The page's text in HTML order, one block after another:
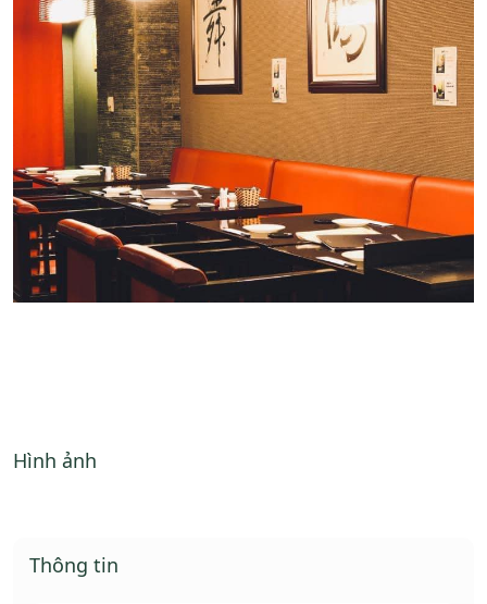
Hình ảnh
Thông tin